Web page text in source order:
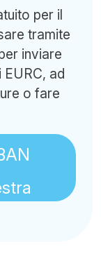
per il
tramite
inviare
ad
o fare